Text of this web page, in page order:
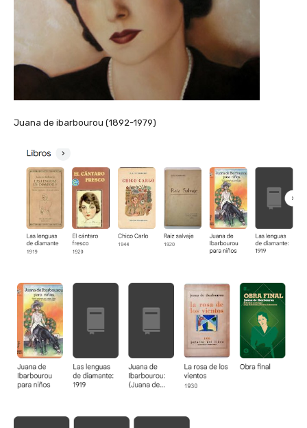
Juana de ibarbourou (1892-1979)